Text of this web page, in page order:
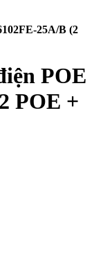
25A/B (2
POE
POE +